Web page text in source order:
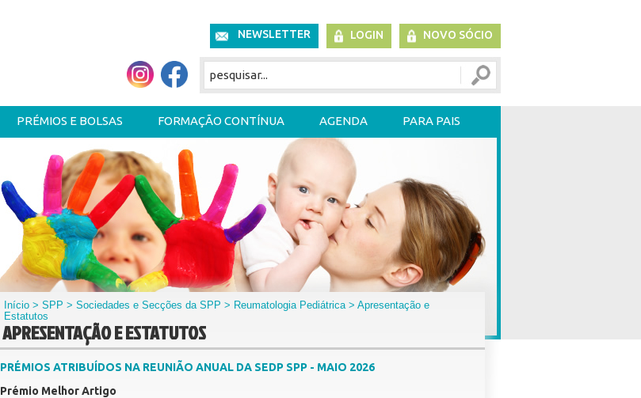
NEWSLETTER LOGIN NOVO SÓCIO
PRÉMIOS E BOLSAS FORMAÇÃO CONTÍNUA AGENDA PARA PAIS
Início >SPP >Sociedades e Secções da SPP > Reumatologia Pediátrica> Apresentação e
Estatutos
APRESENTAÇÃO E ESTATUTOS
PRÉMIOS ATRIBUÍDOS NA REUNIÃO ANUAL DA SEDP SPP - MAIO 2026
Prémio Melhor Artigo